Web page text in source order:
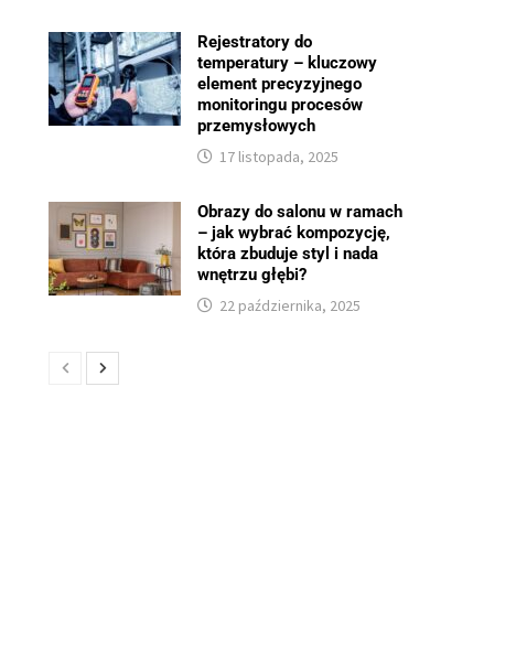
Rejestratory do
temperatury – kluczowy
element precyzyjnego
monitoringu procesów
przemysłowych
17 listopada, 2025
Obrazy do salonu w ramach
– jak wybrać kompozycję,
która zbuduje styl i nada
wnętrzu głębi?
22 października, 2025